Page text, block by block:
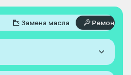
Замена масла Ремонт